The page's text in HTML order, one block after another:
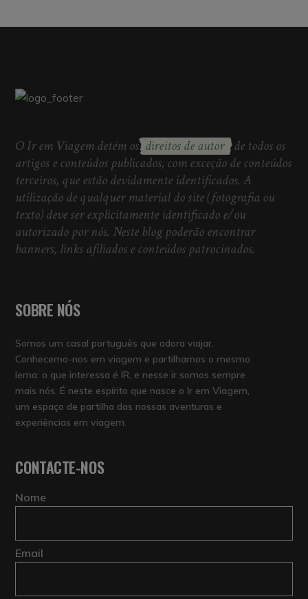
O Ir em Viagem detém os direitos de autor de todos os
artigos e conteúdos publicados, com exceção de conteúdos
terceiros, que estão devidamente identificados. A
utilização de qualquer material do site (fotografia ou
texto) deve ser explicitamente identificado e/ou
autorizado por nós. Neste blog poderão encontrar
banners, links afiliados e conteúdos patrocinados.
SOBRE NÓS
Somos um casal português que adora viajar.
Conhecemo-nos em viagem e partilhamos o mesmo
lema: o que interessa é IR, e nesse ir somos sempre
mais nós. É neste espírito que nasce o Ir em Viagem,
um espaço de partilha das nossas aventuras e
experiências em viagem.
CONTACTE-NOS
Nome
Email